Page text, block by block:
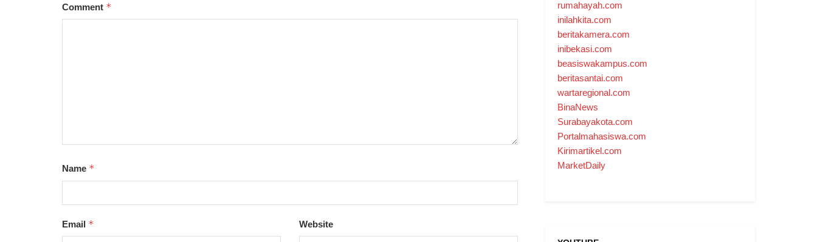
Comment *
Name *
Email * Website
rumahayah.com
inilahkita.com
beritakamera.com
inibekasi.com
beasiswakampus.com
beritasantai.com
wartaregional.com
BinaNews
Surabayakota.com
Portalmahasiswa.com
Kirimartikel.com
MarketDaily